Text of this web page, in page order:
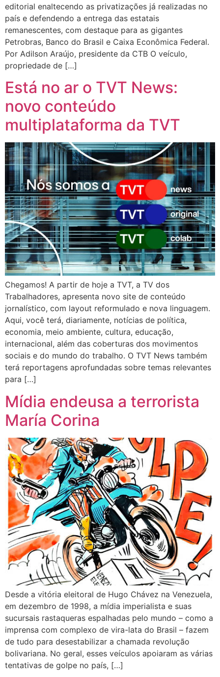
editorial enaltecendo as privatizações já realizadas no
país e defendendo a entrega das estatais
remanescentes, com destaque para as gigantes
Petrobras, Banco do Brasil e Caixa Econômica Federal.
Por Adilson Araújo, presidente da CTB O veículo,
propriedade de […]
Está no ar o TVT News:
novo conteúdo
multiplataforma da TVT
Chegamos! A partir de hoje a TVT, a TV dos
Trabalhadores, apresenta novo site de conteúdo
jornalístico, com layout reformulado e nova linguagem.
Aqui, você terá, diariamente, notícias de política,
economia, meio ambiente, cultura, educação,
internacional, além das coberturas dos movimentos
sociais e do mundo do trabalho. O TVT News também
terá reportagens aprofundadas sobre temas relevantes
para […]
Mídia endeusa a terrorista
María Corina
Desde a vitória eleitoral de Hugo Chávez na Venezuela,
em dezembro de 1998, a mídia imperialista e suas
sucursais rastaqueras espalhadas pelo mundo – como a
imprensa com complexo de vira-lata do Brasil – fazem
de tudo para desestabilizar a chamada revolução
bolivariana. No geral, esses veículos apoiaram as várias
tentativas de golpe no país, […]